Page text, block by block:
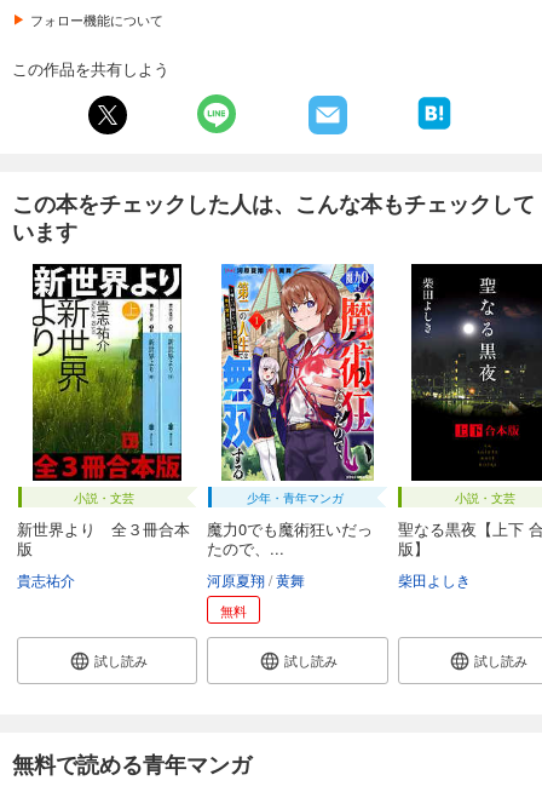
フォロー機能について
この作品を共有しよう
この本をチェックした人は、こんな本もチェックして
います
小説・文芸
新世界より 全３冊合本
版
貴志祐介
試し読み
少年・青年マンガ
魔力0でも魔術狂いだっ
たので、...
河原夏翔 黄舞
無料
試し読み
小説・文芸
聖なる黒夜【上下
版】
柴田よしき
試し読み
無料で読める青年マンガ